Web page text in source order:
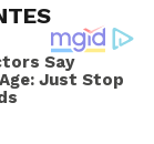
Say
Just Stop